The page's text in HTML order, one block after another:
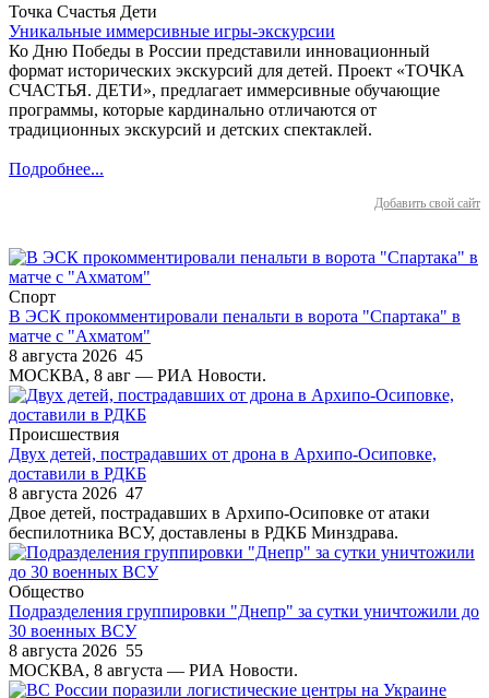
Точка Счастья Дети
Уникальные иммерсивные игры-экскурсии
Ко Дню Победы в России представили инновационный
формат исторических экскурсий для детей. Проект «ТОЧКА
СЧАСТЬЯ. ДЕТИ», предлагает иммерсивные обучающие
программы, которые кардинально отличаются от
традиционных экскурсий и детских спектаклей.
Подробнее...
Добавить свой сайт
Спорт
В ЭСК прокомментировали пенальти в ворота "Спартака" в
матче с "Ахматом"
8 августа 2026 45
МОСКВА, 8 авг — РИА Новости.
Происшествия
Двух детей, пострадавших от дрона в Архипо-Осиповке,
доставили в РДКБ
8 августа 2026 47
Двое детей, пострадавших в Архипо-Осиповке от атаки
беспилотника ВСУ, доставлены в РДКБ Минздрава.
Общество
Подразделения группировки "Днепр" за сутки уничтожили до
30 военных ВСУ
8 августа 2026 55
МОСКВА, 8 августа — РИА Новости.